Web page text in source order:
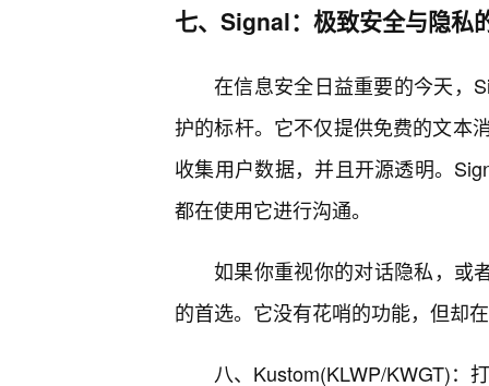
七、Signal：极致安全与隐私
在信息安全日益重要的今天，
护的标杆。它不仅提供免费的文本
收集用户数据，并且开源透明。
都在使用它进行沟通。
如果你重视你的对话隐私，或
的首选。它没有花哨的功能，但却
八、Kustom(KLWP/KWGT)：